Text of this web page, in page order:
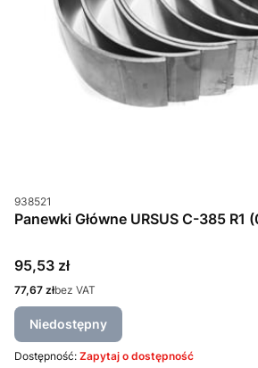
Kod produktu
938521
Panewki Główne URSUS C-385
Cena
95,53 zł
Cena
77,67 złbez VAT
Niedostępny
Dostępność: Zapytaj o dostępność